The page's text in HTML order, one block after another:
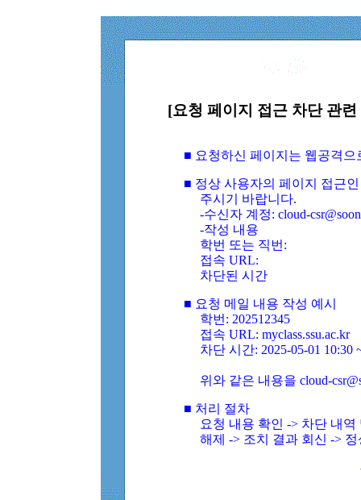
[요청 페이지 접근 차단 관
■ 요청하신 페이지는 웹공격
■ 정상 사용자의 페이지 접근
주시기 바랍니다.
-수신자 계정: cloud-
-작성 내용
학번 또는 직번:
접속 URL:
차단된 시간
■ 요청 메일 내용 작성 예시
학번: 202512345
접속 URL: myclass.ssu.ac.kr
차단 시간: 2025-05-01 10:30
위와 같은 내용을 cloud-
■ 처리 절차
요청 내용 확인 -> 차단 내
해제 -> 조치 결과 회신 ->